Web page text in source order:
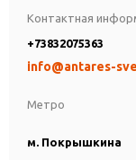
Метро
м. Покрышкина
Контактная
+73832075363
info@antares-